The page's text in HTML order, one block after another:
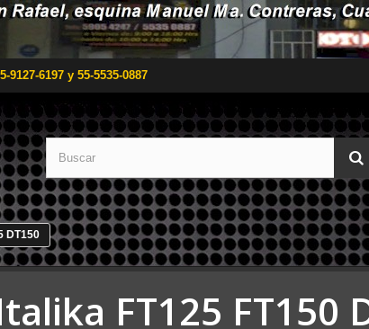
6197 y 55-5535-0887
DT150
FT125 FT150